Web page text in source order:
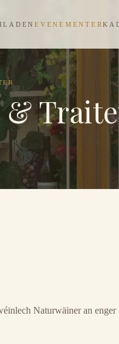
EVENEMENTER
&
Naturwäiner an enger